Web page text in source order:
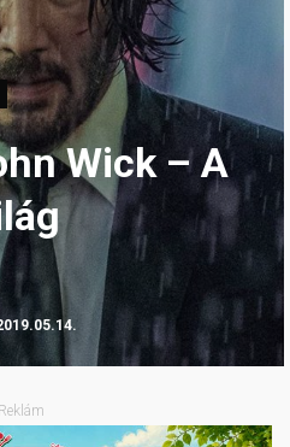
Wick – A
Reklám